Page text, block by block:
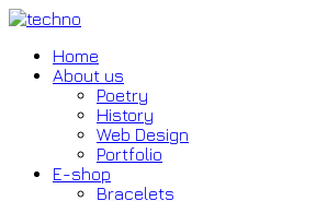
Home
About us
Poetry
History
Web Design
Portfolio
E-shop
Bracelets